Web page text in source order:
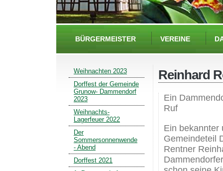
BÜRGERMEISTER VEREINE
Reinhard
Ein
Ruf
Ein bekannter
Gemeindeteil
Rentner
Weihnachten 2023
Dorffest der Gemeinde
Grunow- Dammendorf
2023
Weihnachts-
Lagerfeuer 2022
Der
Sommersonnenwende
- Abend
Dorffest 2021